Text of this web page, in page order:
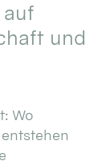
und
Wo